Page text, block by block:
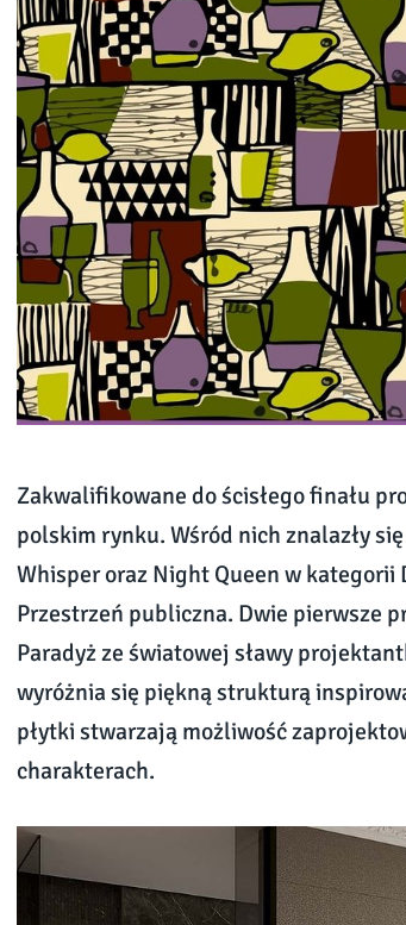
Zakwalifikowane do ścisłego finału
polskim rynku. Wśród nich znalazły
Whisper oraz Night Queen w
Przestrzeń publiczna. Dwie pierwsze
Paradyż ze światowej sławy
wyróżnia się piękną strukturą
płytki stwarzają możliwość
charakterach.